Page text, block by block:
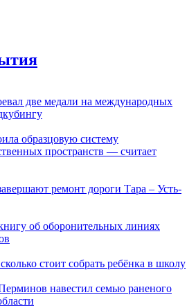
две медали на международных
образцовую систему
пространств — считает
ремонт дороги Тара – Усть-
об оборонительных линиях
стоит собрать ребёнка в школу
навестил семью раненого